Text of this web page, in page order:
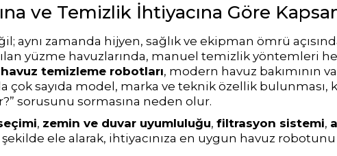
Gemaş Puref Flock Çöktürücü
Gemaş Toz Ph düşürücü
Gemaş Sıvı klor Sıvı asit
Havuz Parlatıcı Topaklayıcı
Toz Ph Düşürücü
Havuz Çöktürücü
Havuz Parlatıcı Topaklayıcı
Havuz Toz Granul Ph- Düşürücü
Havuz Çöktürücü Flock
Havuz Suyu Parlatıcı e Pool Expert
Havuz Suyu Ph - Düşürücü e Pool Eexpert
Havuz Suyu Yosun Önleyici e Pool Expert
Havuz Süpürgesi
Havuz Temizlik Setleri
Süpürge Hortum Adaptörü
Havuz Merdiven Parçaları
Kobra Su Perdeleri
Mantar Tipi Su Perdeleri
Yer Şelaleleri
ve Temizlik İhtiyacına Göre
aynı zamanda hijyen, sağlık ve ekipman ömrü
yüzme havuzlarında, manuel temizlik yöntemleri
havuz temizleme robotları, modern havuz bakımının
sayıda model, marka ve teknik özellik bulunması,
sorusunu sormasına neden olur.
, zemin ve duvar uyumluluğu, filtrasyon sistemi,
ele alarak, ihtiyacınıza en uygun havuz robotunu